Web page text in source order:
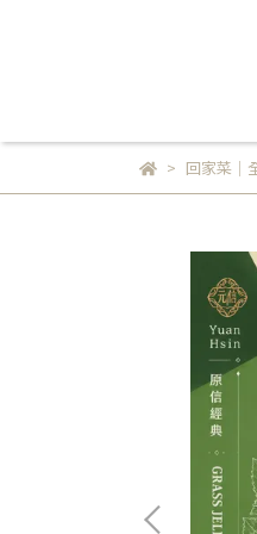
回家菜｜